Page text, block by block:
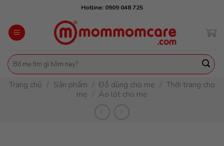
content
Hotline: 0909 048 725
Tìm
kiếm:
Trang chủ / Sản phẩm / Đồ dùng cho mẹ / Thời trang cho
mẹ / Áo lót cho mẹ